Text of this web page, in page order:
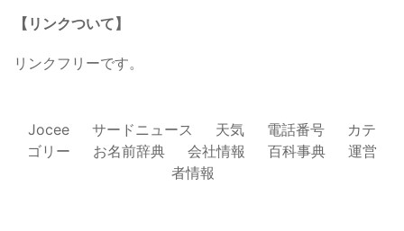
【リンクついて】
リンクフリーです。
Jocee サードニュース 天気 電話番号
カテ
ゴリー
お名前辞典 会社情報 百科事典
運営
者情報